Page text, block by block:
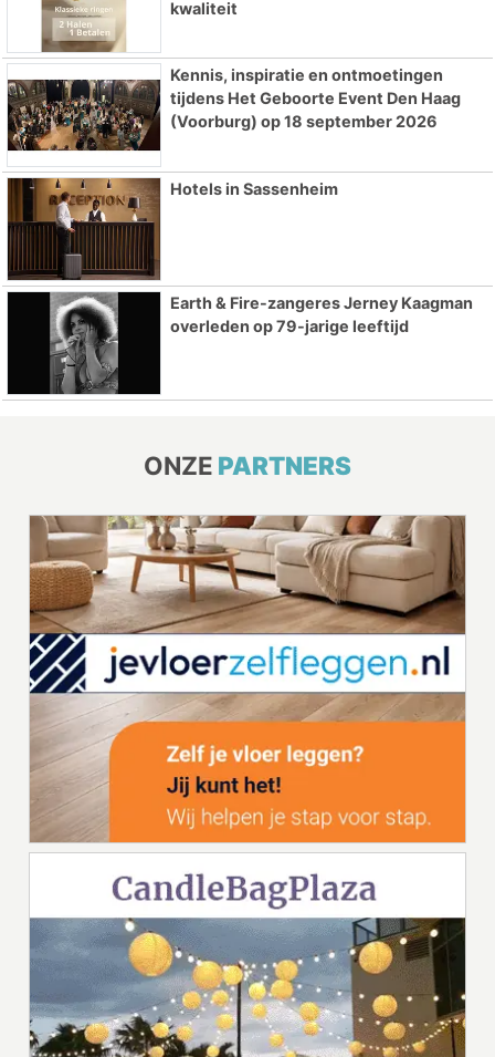
kwaliteit
Kennis, inspiratie en ontmoetingen
tijdens Het Geboorte Event Den Haag
(Voorburg) op 18 september 2026
Hotels in Sassenheim
Earth & Fire-zangeres Jerney Kaagman
overleden op 79-jarige leeftijd
ONZE PARTNERS